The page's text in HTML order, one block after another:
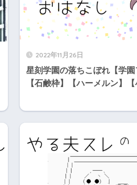
2022年11月26日
星刻学園の落ちこぼれ【学園
【石鹸枠】【ハーメルン】【